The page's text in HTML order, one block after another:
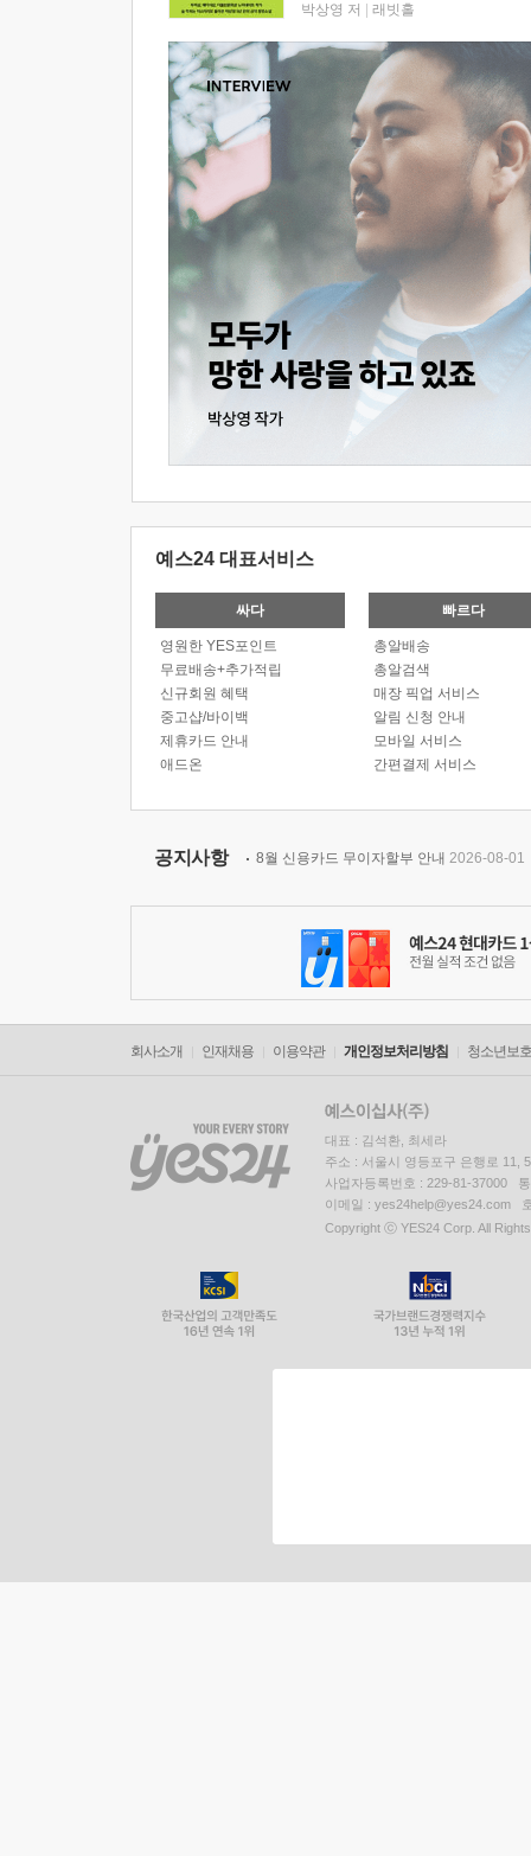
박상영 저 래빗홀
예스24 대표서비스
싸다
영원한 YES포인트
무료배송+추가적립
신규회원 혜택
중고샵/바이백
제휴카드 안내
애드온
빠르다
총알배송
총알검색
매장 픽업 서비스
알림 신청 안내
모바일 서비스
간편결제 서비스
공지사항 8월 신용카드 무이자할부 안내 2026-08-01
회사소개 인재채용 이용약관 개인정보처리방침 청소년보
대표 : 김석환, 최세라
주소 : 서울시 영등포구 은행로 11,
사업자등록번호 : 229-81-37000
이메일 : yes24help@yes24.com
Copyright ⓒ YES24 Corp. All